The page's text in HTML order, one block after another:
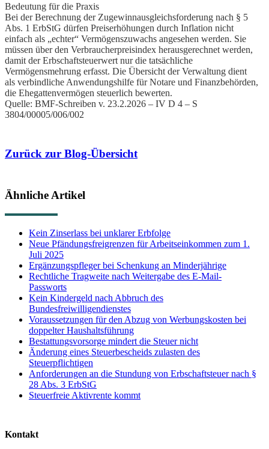
Bedeutung für die Praxis
Bei der Berechnung der Zugewinnausgleichsforderung nach § 5
Abs. 1 ErbStG dürfen Preiserhöhungen durch Inflation nicht
einfach als „echter“ Vermögenszuwachs angesehen werden. Sie
müssen über den Verbraucherpreisindex herausgerechnet werden,
damit der Erbschaftsteuerwert nur die tatsächliche
Vermögensmehrung erfasst. Die Übersicht der Verwaltung dient
als verbindliche Anwendungshilfe für Notare und Finanzbehörden,
die Ehegattenvermögen steuerlich bewerten.
Quelle: BMF-Schreiben v. 23.2.2026 – IV D 4 – S
3804/00005/006/002
Zurück zur Blog-Übersicht
Ähnliche Artikel
Kein Zinserlass bei unklarer Erbfolge
Neue Pfändungsfreigrenzen für Arbeitseinkommen zum 1.
Juli 2025
Ergänzungspfleger bei Schenkung an Minderjährige
Rechtliche Tragweite nach Weitergabe des E-Mail-
Passworts
Kein Kindergeld nach Abbruch des
Bundesfreiwilligendienstes
Voraussetzungen für den Abzug von Werbungskosten bei
doppelter Haushaltsführung
Bestattungsvorsorge mindert die Steuer nicht
Änderung eines Steuerbescheids zulasten des
Steuerpflichtigen
Anforderungen an die Stundung von Erbschaftsteuer nach §
28 Abs. 3 ErbStG
Steuerfreie Aktivrente kommt
Kontakt